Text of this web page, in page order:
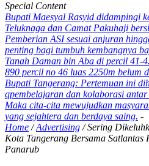
Special Content
Bupati Maesyal Rasyid didampingi
Teluknaga dan Camat Pakuhaji
Pemberian ASI sesuai anjuran
penting bagi tumbuh kembangnya
Tanah Daman bin Aba di percil 41-
890 percil no 46 luas 2250m belum
Bupati Tangerang: Pertemuan ini
qpembelajaran dan kolaborasi antar
Maka cita-cita mewujudkan
yang sejahtera dan berdaya saing. -
Home /Advertising /Sering
Kota Tangerang Bersama Satlantas
Panarub